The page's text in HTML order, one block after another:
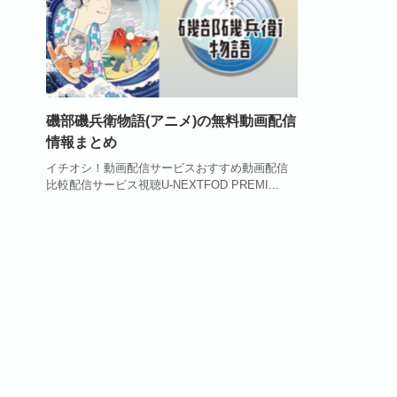
磯部磯兵衛物語(アニメ)の無料動画配信
情報まとめ
イチオシ！動画配信サービスおすすめ動画配信
比較配信サービス視聴U-NEXTFOD PREMI...